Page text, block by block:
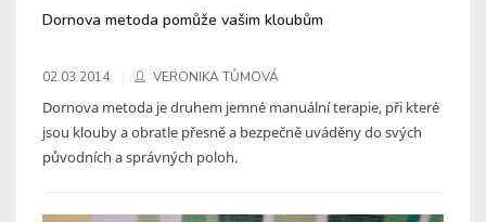
Dornova metoda pomůže vašim kloubům
02.03.2014 VERONIKA TŮMOVÁ
Dornova metoda je druhem jemné manuální terapie, při které
jsou klouby a obratle přesně a bezpečně uváděny do svých
původních a správných poloh.